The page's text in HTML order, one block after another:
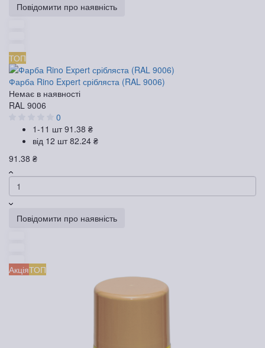
Повідомити про наявність
ТОП
Фарба Rino Expert срібляста (RAL 9006)
Немає в наявності
RAL 9006
0
1-11 шт91.38 ₴
від 12 шт82.24 ₴
91.38 ₴
Повідомити про наявність
АкціяТОП